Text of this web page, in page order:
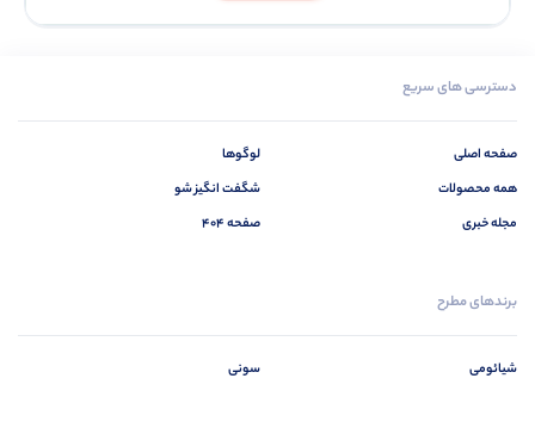
دسترسی های سریع
صفحه اصلی
همه محصولات
مجله خبری
لوگوها
شگفت انگیز شو
صفحه 404
برندهای مطرح
شیائومی سونی